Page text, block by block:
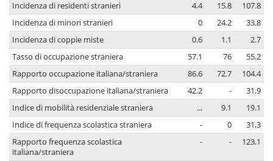
Incidenza di residenti stranieri 4.4 15.8
107.8
Incidenza di minori stranieri
0 24.2
33.8
Incidenza di coppie miste
0.6 1.1
2.7
Tasso di occupazione straniera
57.1 76
55.2
Rapporto occupazione italiana/straniera
86.6 72.7
104.4
Rapporto disoccupazione italiana/straniera
42.2 -
31.9
Indice di mobilità residenziale straniera
... 9.1
19.1
Indice di frequenza scolastica straniera
- 0
31.3
Rapporto frequenza scolastica
italiana/straniera
- - 123.1